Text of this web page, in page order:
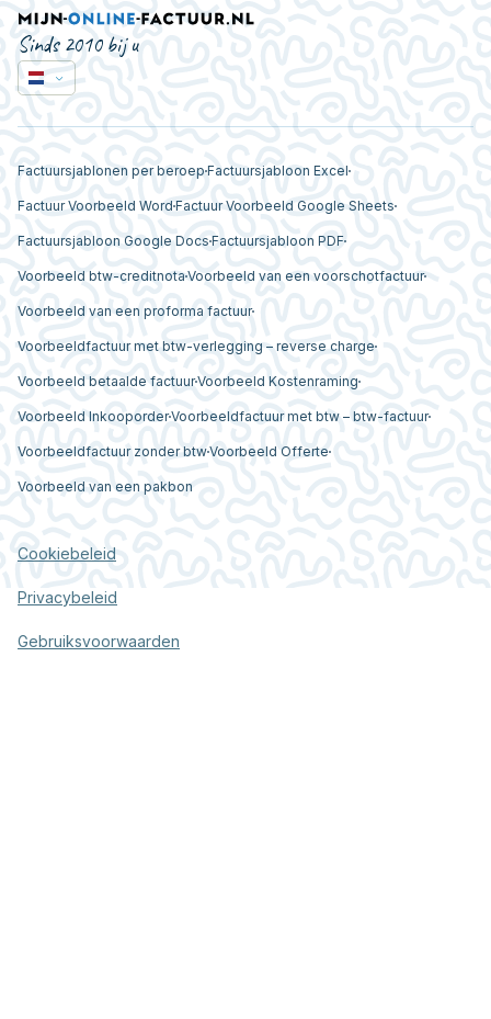
Sinds 2010 bij u
Factuursjablonen per beroep Factuursjabloon Excel
Factuur Voorbeeld Word Factuur Voorbeeld Google Sheets
Factuursjabloon Google Docs Factuursjabloon PDF
Voorbeeld btw-creditnota Voorbeeld van een voorschotfactuur
Voorbeeld van een proforma factuur
Voorbeeldfactuur met btw-verlegging – reverse charge
Voorbeeld betaalde factuurVoorbeeld Kostenraming
Voorbeeld InkooporderVoorbeeldfactuur met btw – btw-factuur
Voorbeeldfactuur zonder btwVoorbeeld Offerte
Voorbeeld van een pakbon
Cookiebeleid
Privacybeleid
Gebruiksvoorwaarden